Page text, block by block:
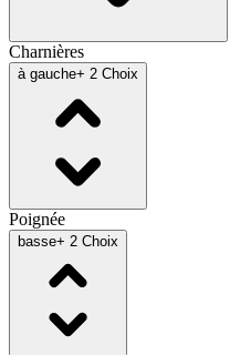
Charnières
à gauche+ 2 Choix
Poignée
basse+ 2 Choix